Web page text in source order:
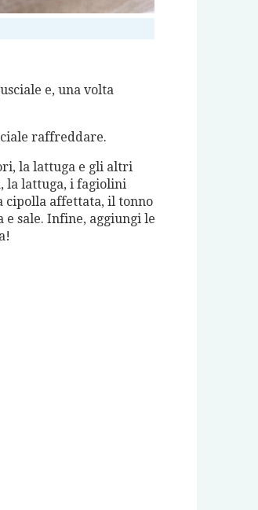
e, una volta
raffreddare.
la lattuga e gli altri
la lattuga, i fagiolini
cipolla affettata, il tonno
sale. Infine, aggiungi le